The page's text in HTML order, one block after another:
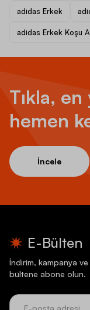
adidas Erkek
adidas Erkek Koşu
Tıkla,
hemen
İncele
E-Bülten
İndirim, kampanya
bültene abone olun.